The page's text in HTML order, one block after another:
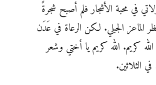
في محبة الأشجار فلم أصبح شجرةً
الماعز الجبلي. لكن الرعاة في عَدَن
كريم. الله كريم يا أختي وشعر
الثلاثين.